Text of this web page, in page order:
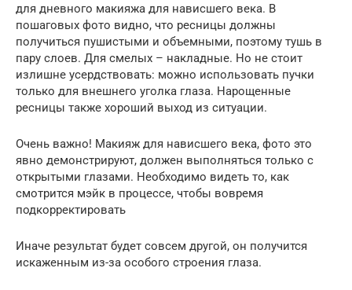
для дневного макияжа для нависшего века. В
пошаговых фото видно, что ресницы должны
получиться пушистыми и объемными, поэтому тушь в
пару слоев. Для смелых – накладные. Но не стоит
излишне усердствовать: можно использовать пучки
только для внешнего уголка глаза. Нарощенные
ресницы также хороший выход из ситуации.
Очень важно! Макияж для нависшего века, фото это
явно демонстрируют, должен выполняться только с
открытыми глазами. Необходимо видеть то, как
смотрится мэйк в процессе, чтобы вовремя
подкорректировать
Иначе результат будет совсем другой, он получится
искаженным из-за особого строения глаза.